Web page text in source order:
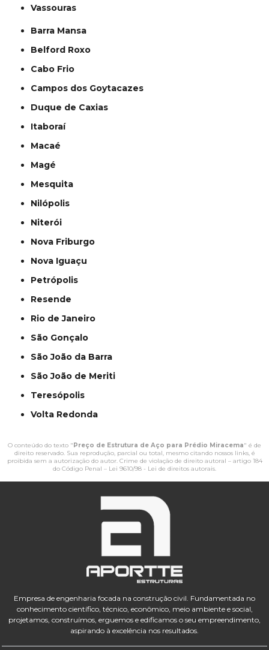
Vassouras
Barra Mansa
Belford Roxo
Cabo Frio
Campos dos Goytacazes
Duque de Caxias
Itaboraí
Macaé
Magé
Mesquita
Nilópolis
Niterói
Nova Friburgo
Nova Iguaçu
Petrópolis
Resende
Rio de Janeiro
São Gonçalo
São João da Barra
São João de Meriti
Teresópolis
Volta Redonda
O conteúdo do texto " Preço de Estrutura de Aço para Prédio Miracema" é de
direito reservado. Sua reprodução, parcial ou total, mesmo citando nossos links, é
proibida sem a autorização do autor. Crime de violação de direito autoral – artigo 184
do Código Penal – Lei 9610/98 - Lei de direitos autorais.
Empresa de engenharia focada na construção civil. Fundamentada no
conhecimento científico, técnico, econômico, meio ambiente e social,
projetamos, construímos, erguemos e edificamos o seu empreendimento,
aspirando à excelência nos resultados.